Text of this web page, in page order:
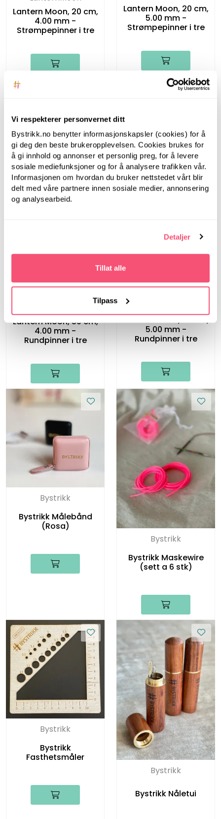
Vi respekterer personvernet ditt
Bystrikk.no benytter informasjonskapsler (cookies) for å
gi deg den beste brukeropplevelsen. Cookies brukes for
å gi innhold og annonser et personlig preg, for å levere
sosiale mediefunksjoner og for å analysere trafikken vår.
Informasjonen om hvordan du bruker nettstedet vårt blir
delt med våre partnere innen sosiale medier, annonsering
og analysearbeid.
Detaljer
Tillat alle
Tilpass
Lantern Moon, 20 cm,
4.00 mm -
Strømpepinner i tre
Lantern Moon, 20 cm,
5.00 mm -
Strømpepinner i tre
LanternMoon
Lantern Moon, 40 cm,
4.00 mm -
Rundpinner i tre
LanternMoon
Lantern Moon, 40 cm,
5.00 mm -
Rundpinner i tre
Lantern Moon, 80 cm,
4.00 mm -
Rundpinner i tre
Lantern Moon, 80 cm,
5.00 mm -
Rundpinner i tre
Bystrikk
Bystrikk Målebånd
(Rosa)
Bystrikk
Bystrikk Maskewire
(sett a 6 stk)
Bystrikk
Bystrikk
Fasthetsmåler
Bystrikk
Bystrikk Nåletui